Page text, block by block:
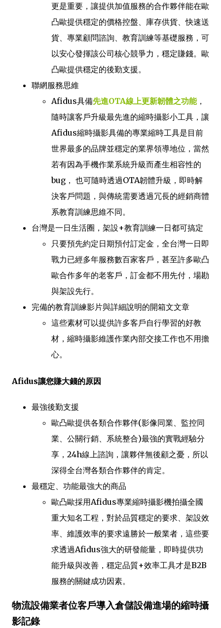
更是重要，讓提供加值服務的合作夥伴能在歐
凸歐提供穩定的價格控盤、庫存供貨、快速送
貨、專業顧問諮詢、教育訓練等基礎服務，可
以安心發揮該公司核心競爭力，穩定賺錢。歐
凸歐提供穩定的後勤支援。
聯網服務思維
Afidus具備先進OTA線上更新韌體之功能，
隨時讓客戶升級最先進的縮時攝影小工具，讓
Afidus縮時攝影具備的專業縮時工具是目前
世界最多的品牌並穩定的業界領導地位，當然
若有因為手機作業系統升級而產生相容性的
bug， 也可隨時透過OTA韌體升級，即時解
決客戶問題，與傳統需要透過冗長的經銷商體
系教育訓練思維不同。
台灣是一日生活圈，架設+教育訓練一日都可搞定
只要預先約定日期預付訂定金，全台灣一日即
戰力已經多年服務數百家客戶，甚至許多歐凸
歐合作多年的老客戶，訂金都不用先付，場勘
與架設先行。
完備的教育訓練影片與詳細說明的開箱文文章
這些素材可以提供許多客戶自行學習的好教
材，縮時攝影維護作業內部交接工作也不用擔
心。
Afidus讓您賺大錢的原因
最強後勤支援
歐凸歐提供各類合作夥伴(影像同業、監控同
業、公關行銷、系統整合)最強的實戰經驗分
享，24h線上諮詢，讓夥伴無後顧之憂，所以
深得全台灣各類合作夥伴的肯定。
最穩定、功能最強大的商品
歐凸歐採用Afidus專業縮時攝影機拍攝全國
重大知名工程，對於品質穩定的要求、架設效
率、維護效率的要求遠勝於一般業者，這些要
求透過Afidus強大的研發能量，即時提供功
能升級與改善，穩定品質+效率工具才是B2B
服務的關鍵成功因素。
物流設備業者位客戶導入倉儲設備進場的縮時攝
影記錄